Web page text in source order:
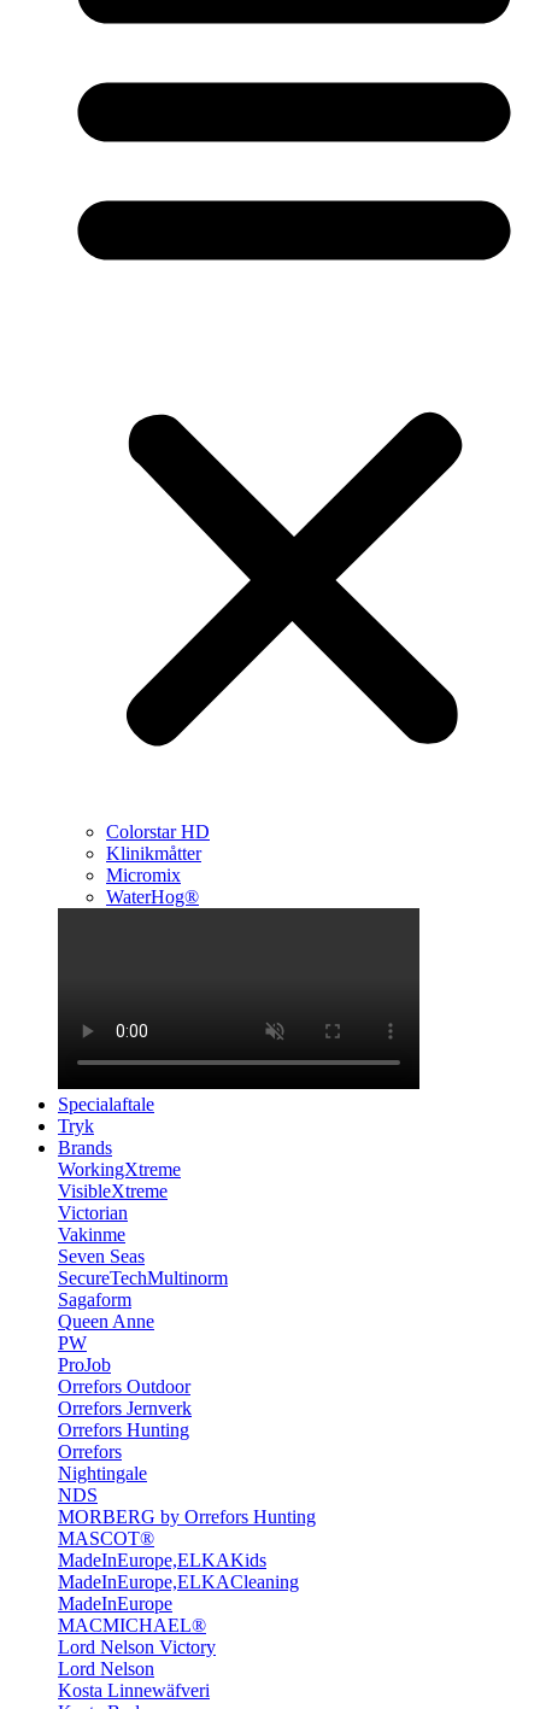
Colorstar HD
Klinikmåtter
Micromix
WaterHog®
Specialaftale
Tryk
Brands
WorkingXtreme
VisibleXtreme
Victorian
Vakinme
Seven Seas
SecureTechMultinorm
Sagaform
Queen Anne
PW
ProJob
Orrefors Outdoor
Orrefors Jernverk
Orrefors Hunting
Orrefors
Nightingale
NDS
MORBERG by Orrefors Hunting
MASCOT®
MadeInEurope,ELKAKids
MadeInEurope,ELKACleaning
MadeInEurope
MACMICHAEL®
Lord Nelson Victory
Lord Nelson
Kosta Linnewäfveri